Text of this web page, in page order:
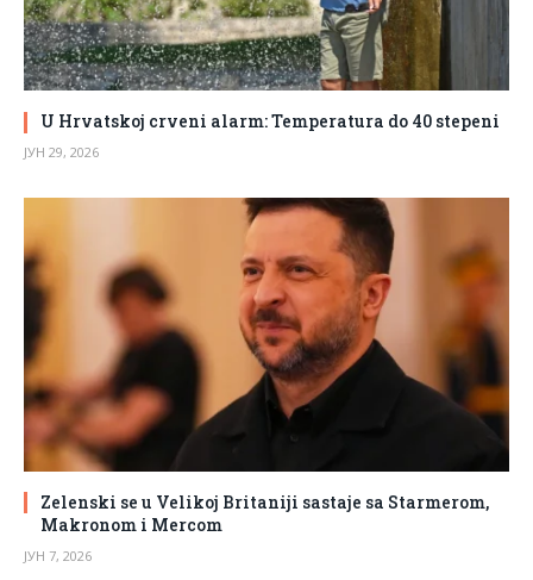
U Hrvatskoj crveni alarm: Temperatura do 40 stepeni
ЈУН 29, 2026
Zelenski se u Velikoj Britaniji sastaje sa Starmerom,
Makronom i Mercom
ЈУН 7, 2026